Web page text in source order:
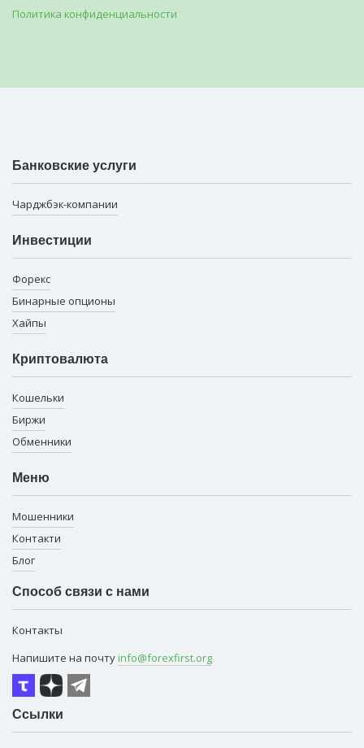
Политика конфиденциальности
Банковские услуги
Чарджбэк-компании
Инвестиции
Форекс
Бинарные опционы
Хайпы
Криптовалюта
Кошельки
Биржи
Обменники
Меню
Мошенники
Контакти
Блог
Способ связи с нами
Контакты
Напишите на почту info@forexfirst.org
Ссылки